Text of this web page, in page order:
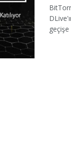
geçişe